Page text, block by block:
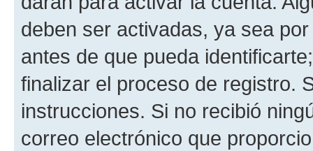
deben ser activadas, ya sea
antes de que pueda
finalizar el proceso de registro.
instrucciones. Si no recibió
correo electrónico que